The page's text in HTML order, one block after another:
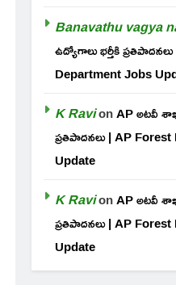
Banavathu vagya
ఉద్యోగాలు భర్తీకి
Department Jobs
K RavionAP అటవీ
ప్రతిపాదనలు | AP
Update
K RavionAP అటవీ
ప్రతిపాదనలు | AP
Update